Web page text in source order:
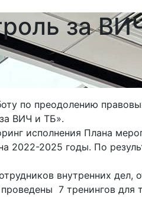
за
по преодолению
ВИЧ и ТБ».
исполнения Плана
2022-2025 годы. По
внутренних дел,
7 тренингов